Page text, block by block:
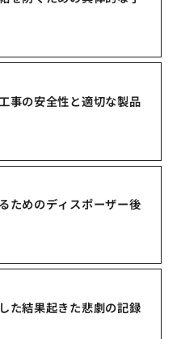
事の安全性と適切な製品
ためのディスポーザー後
た結果起きた悲劇の記録